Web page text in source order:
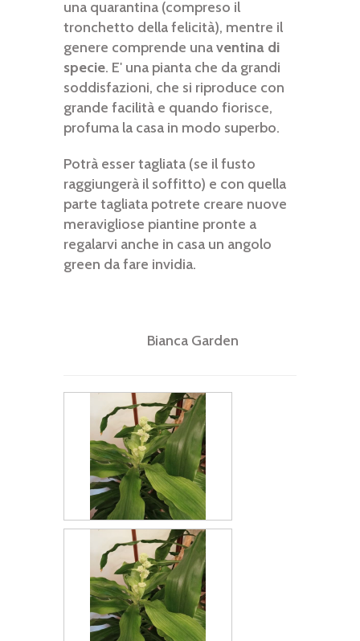
una quarantina (compreso il
tronchetto della felicità), mentre il
genere comprende unaventina di
specie. E' una pianta che da grandi
soddisfazioni, che si riproduce con
grande facilità e quando fiorisce,
profuma la casa in modo superbo.
Potrà esser tagliata (se il fusto
raggiungerà il soffitto) e con quella
parte tagliata potrete creare nuove
meravigliose piantine pronte a
regalarvi anche in casa un angolo
green da fare invidia.
Bianca Garden